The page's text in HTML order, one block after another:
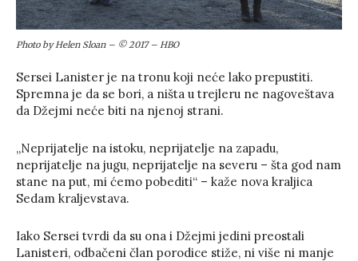
Photo by Helen Sloan – © 2017 – HBO
Sersei Lanister je na tronu koji neće lako prepustiti.
Spremna je da se bori, a ništa u trejleru ne nagoveštava
da Džejmi neće biti na njenoj strani.
„Neprijatelje na istoku, neprijatelje na zapadu,
neprijatelje na jugu, neprijatelje na severu – šta god nam
stane na put, mi ćemo pobediti“ – kaže nova kraljica
Sedam kraljevstava.
Iako Sersei tvrdi da su ona i Džejmi jedini preostali
Lanisteri, odbačeni član porodice stiže, ni više ni manje